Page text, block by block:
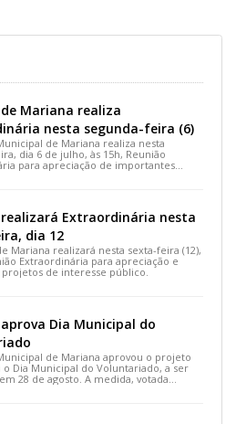
Mariana realiza
nesta segunda-feira (6)
de Mariana realiza nesta
dia 6 de julho, às 15h, Reunião
para apreciação de importantes
Extraordinária nesta
dia 12
Mariana realizará nesta sexta-feira (12),
Extraordinária para apreciação e
projetos de interesse público.
Dia Municipal do
de Mariana aprovou o projeto
Dia Municipal do Voluntariado, a ser
28 de agosto. A medida, votada